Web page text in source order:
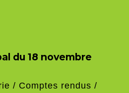
du 18 novembre
/ Comptes rendus /